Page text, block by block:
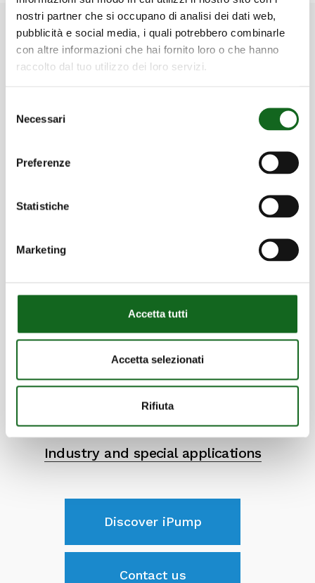
nostri partner che si occupano di analisi dei dati web,
pubblicità e social media, i quali potrebbero combinarle
con altre informazioni che hai fornito loro o che hanno
raccolto dal tuo utilizzo dei loro servizi.
delNecessari
Preferenze
Statistiche
Marketing
Accetta tutti
Accetta selezionati
Rifiuta
Discover our Solutions
Industry and special applications
Discover iPump
Contact us